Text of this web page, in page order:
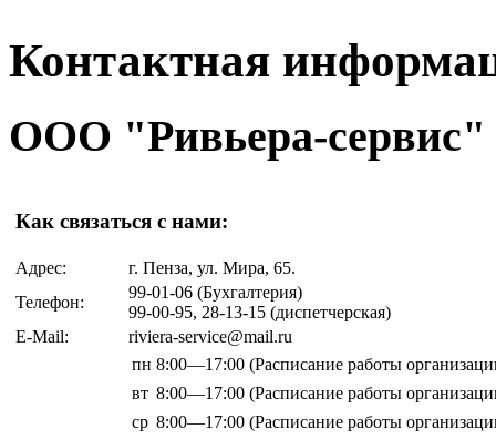
Контактная
ООО "Ривьера-сервис"
Как связаться с нами:
Адрес:
г. Пенза, ул. Мира, 65.
Телефон:
99-01-06 (Бухгалтерия)
99-00-95, 28-13-15 (диспетчерская)
E-Mail:
riviera-service@mail.ru
пн 8:00—17:00 (Расписание работы
вт 8:00—17:00 (Расписание работы
ср 8:00—17:00 (Расписание работы